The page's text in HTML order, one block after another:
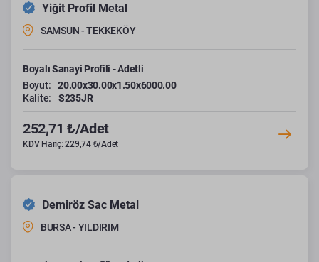
Yiğit Profil Metal
SAMSUN - TEKKEKÖY
Boyalı Sanayi Profili - Adetli
Boyut:
20.00x30.00x1.50x6000.00
Kalite:
S235JR
252,71 ₺/Adet
KDV Hariç: 229,74 ₺/Adet
Demiröz Sac Metal
BURSA - YILDIRIM